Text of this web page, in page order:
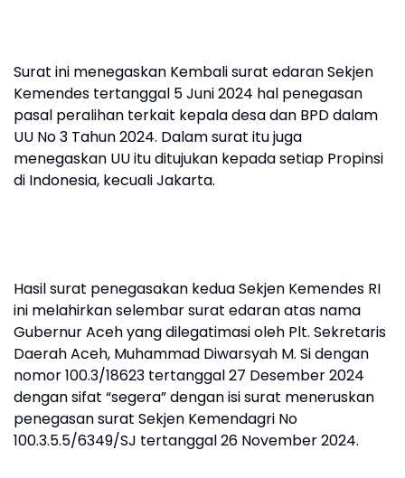
Surat ini menegaskan Kembali surat edaran Sekjen
Kemendes tertanggal 5 Juni 2024 hal penegasan
pasal peralihan terkait kepala desa dan BPD dalam
UU No 3 Tahun 2024. Dalam surat itu juga
menegaskan UU itu ditujukan kepada setiap Propinsi
di Indonesia, kecuali Jakarta.
Hasil surat penegasakan kedua Sekjen Kemendes RI
ini melahirkan selembar surat edaran atas nama
Gubernur Aceh yang dilegatimasi oleh Plt. Sekretaris
Daerah Aceh, Muhammad Diwarsyah M. Si dengan
nomor 100.3/18623 tertanggal 27 Desember 2024
dengan sifat “segera” dengan isi surat meneruskan
penegasan surat Sekjen Kemendagri No
100.3.5.5/6349/SJ tertanggal 26 November 2024.